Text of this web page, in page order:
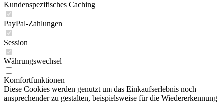
Kundenspezifisches Caching
PayPal-Zahlungen
Session
Währungswechsel
Komfortfunktionen
Diese Cookies werden genutzt um das Einkaufserlebnis noch
ansprechender zu gestalten, beispielsweise für die Wiedererkennung